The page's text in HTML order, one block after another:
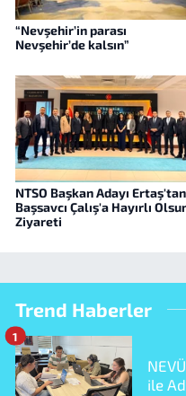
“Nevşehir’in parası
Nevşehir’de kalsın”
NTSO Başkan Adayı Ertaş'tan
Başsavcı Çalış'a Hayırlı
Ziyareti
Trend Haberler
ile
1